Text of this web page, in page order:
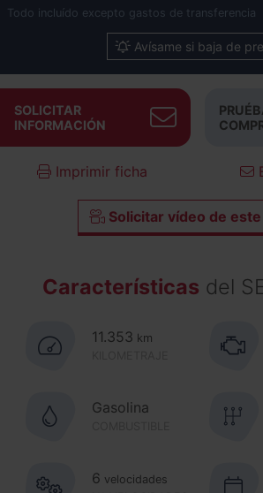
Características del
11.353 km
Gasolina
6 velocidades
Todo incluído excepto gastos de transferencia
Avísame si baja de
SOLICITAR
INFORMACIÓN
Imprimir ficha
Solicitar vídeo de